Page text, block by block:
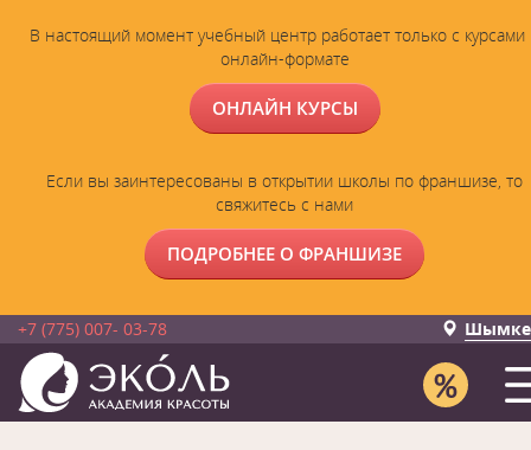
В настоящий момент учебный центр работает только с курсами
онлайн-формате
ОНЛАЙН КУРСЫ
Если вы заинтересованы в открытии школы по франшизе, то
свяжитесь с нами
ПОДРОБНЕЕ О ФРАНШИЗЕ
+7 (775) 007- 03-78